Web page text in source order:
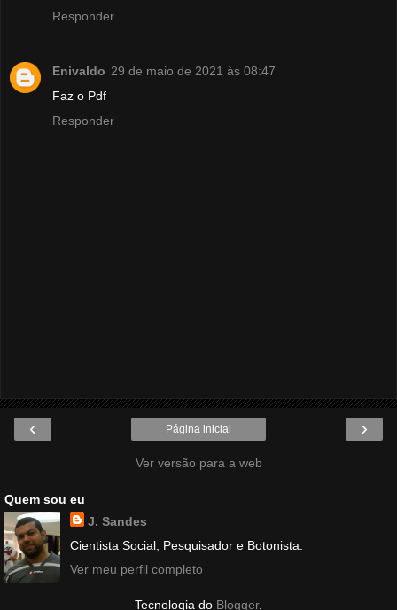
Responder
Enivaldo 29 de maio de 2021 às 08:47
Faz o Pdf
Responder
‹ ›
Página inicial
Ver versão para a web
Quem sou eu
J. Sandes
Cientista Social, Pesquisador e Botonista.
Ver meu perfil completo
Tecnologia do Blogger.